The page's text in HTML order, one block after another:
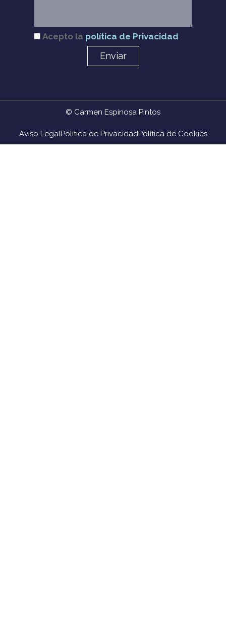
Acepto la política de Privacidad
Enviar
© Carmen Espinosa Pintos
Aviso LegalPolítica de PrivacidadPolítica de Cookies